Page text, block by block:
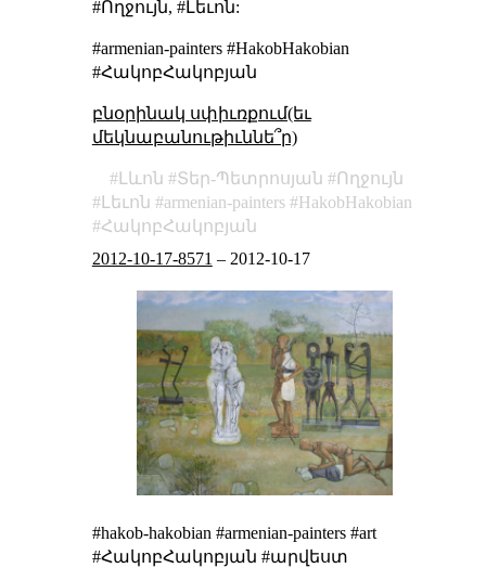
#Ողջույն, #Լեւոն:
#armenian-painters #HakobHakobian
#ՀակոբՀակոբյան
բնօրինակ սփիւռքում(եւ
մեկնաբանութիւննե՞ր)
Լևոն Տեր-Պետրոսյան
Ողջույն
Լեւոն
armenian-painters
HakobHakobian
ՀակոբՀակոբյան
2012-10-17-8571 – 2012-10-17
#hakob-hakobian #armenian-painters #art
#ՀակոբՀակոբյան #արվեստ